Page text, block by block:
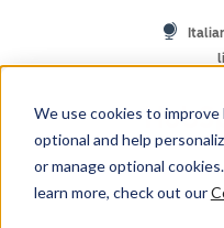
We use cookies to
optional and help
or manage optional
learn more, check out our